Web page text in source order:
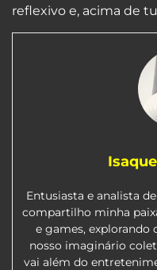
reflexivo e, acima de
Entusiasta e analista
compartilho minha
e games, explorando
nosso imaginário
vai além do